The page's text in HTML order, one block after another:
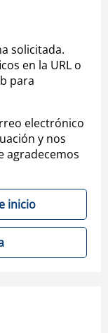
solicitada.
en la URL o
para
electrónico
y nos
agradecemos
inicio